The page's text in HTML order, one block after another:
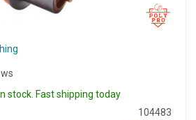
stock. Fast shipping today
104483